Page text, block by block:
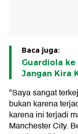
Baca juga:
Guardiola ke
Jangan Kira
"Saya sangat
bukan karena
karena ini terjadi
Manchester City.